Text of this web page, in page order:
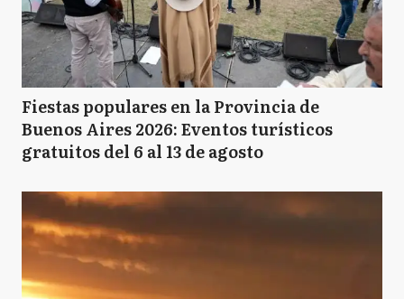
Fiestas populares en la Provincia de
Buenos Aires 2026: Eventos turísticos
gratuitos del 6 al 13 de agosto